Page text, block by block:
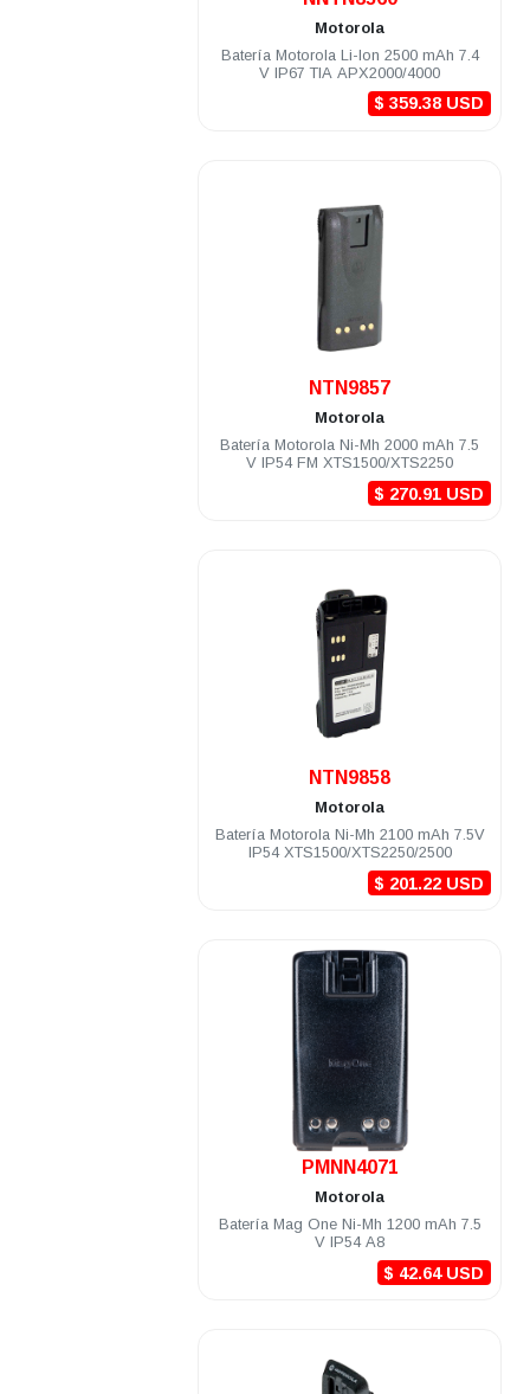
Motorola
Batería Motorola Li-Ion 2500 mAh 7.4
V IP67 TIA APX2000/4000
$ 359.38 USD
NTN9857
Motorola
Batería Motorola Ni-Mh 2000 mAh 7.5
V IP54 FM XTS1500/XTS2250
$ 270.91 USD
NTN9858
Motorola
Batería Motorola Ni-Mh 2100 mAh 7.5V
IP54 XTS1500/XTS2250/2500
$ 201.22 USD
PMNN4071
Motorola
Batería Mag One Ni-Mh 1200 mAh 7.5
V IP54 A8
$ 42.64 USD